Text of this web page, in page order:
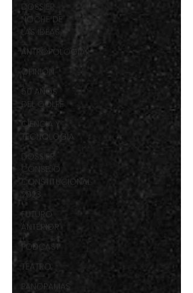
DOSSIER
NOCHE DE
LAS IDEAS
ANTROPOLOGÍA
OPINIÓN
50 AÑOS
DEL GOLPE
CIENCIA Y
TECNOLOGÍA
DOSSIER
CONSEJO
CONSTITUCIONAL
2023
FUTURO
ANTERIOR
PODCAST
TEATRO
PANORAMAS